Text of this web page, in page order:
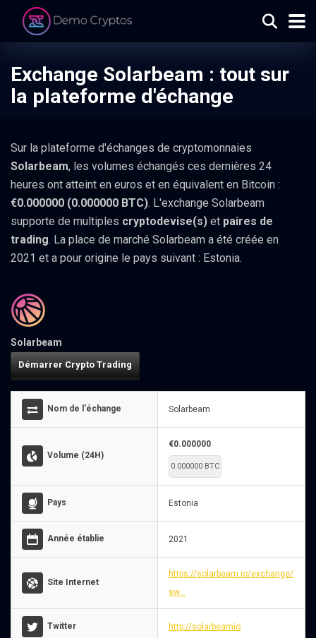
Exchange Solarbeam : tout sur
la plateforme d'échange
Sur la plateforme d'échanges de cryptomonnaies
Solarbeam, les volumes échangés ces dernières 24
heures ont atteint en euros et en équivalent en Bitcoin :
€0.000000 (0.000000 BTC). L'exchange Solarbeam
supporte de multiples cryptodevise(s) et paires de
trading. La place de marché Solarbeam a été créée en
2021 et a pour origine le pays suivant : Estonia.
Solarbeam
Démarrer Crypto Trading
Nom de l'échange Solarbeam
Volume (24H)
€0.000000
0.000000 BTC
Pays Estonia
Année établie 2021
Site Internet
https://solarbeam.io/exchange/
sw...
Twitter http://solarbeamio